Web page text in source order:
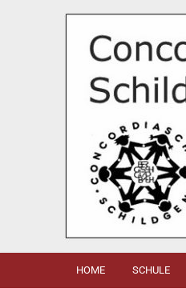
HOME SCHULE